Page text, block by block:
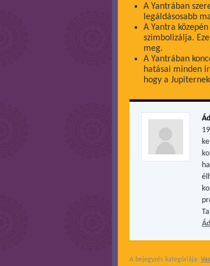
A Yantrában
legáldásosabb
A Yantra
szimbolizálja.
meg.
A Yantrában
hatásai minden
hogy a
A bejegyzés kategóriája: